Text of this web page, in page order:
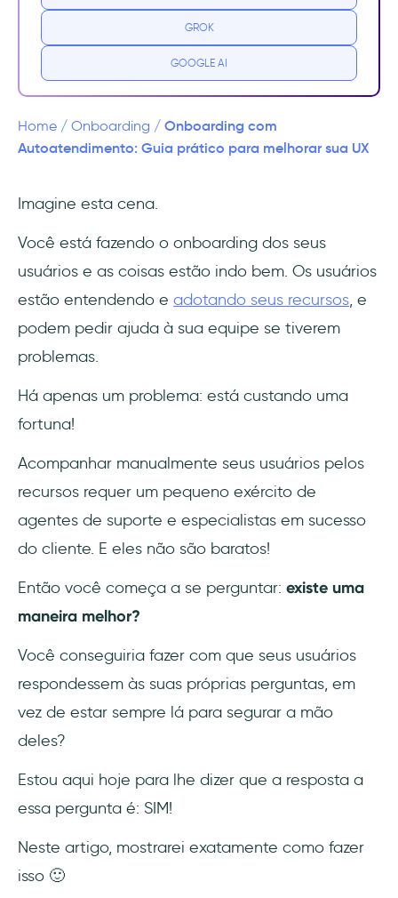
Benefícios do onboarding com
Você pode dimensionar a experiência de
Você pode reduzir os custos de suporte e
crescimento
Você pode aumentar a satisfação do cliente
Um resultado natural: Você pode aumentar
Quais setores precisam de onboarding de
Exemplos e materiais de onboarding de
Tela de boas-vindas
Base de conhecimento
Guias interativos
Tutoriais em vídeo
Checklists de onboarding
Recursos para download
GROK
GOOGLE AI
Home / Onboarding / Onboarding com
Autoatendimento: Guia prático para melhorar sua UX
Imagine esta cena.
Você está fazendo o onboarding dos seus
usuários e as coisas estão indo bem. Os usuários
estão entendendo e adotando seus recursos, e
podem pedir ajuda à sua equipe se tiverem
problemas.
Há apenas um problema: está custando uma
fortuna!
Acompanhar manualmente seus usuários pelos
recursos requer um pequeno exército de
agentes de suporte e especialistas em sucesso
do cliente. E eles não são baratos!
Então você começa a se perguntar: existe uma
maneira melhor?
Você conseguiria fazer com que seus usuários
respondessem às suas próprias perguntas, em
vez de estar sempre lá para segurar a mão
deles?
Estou aqui hoje para lhe dizer que a resposta a
essa pergunta é: SIM!
Neste artigo, mostrarei exatamente como fazer
isso 🙂